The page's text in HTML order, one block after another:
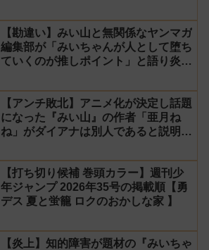
【勘違い】みい山と無関係なヤンマガ
編集部が「みいちゃんが人として堕ち
ていくのが推しポイント」と語り炎上
ス】
【アンチ敗北】アニメ化が決定し話題
になった『みい山』の作者「亜月ね
ね」がダイアナは別人であると説明し
【打ち切り候補 巻頭カラー】週刊少
年ジャンプ 2026年35号の掲載順【勇
デス 夏と蛍籠 ロクのおかしな家 】
【炎上】知的障害が題材の『みいちゃ